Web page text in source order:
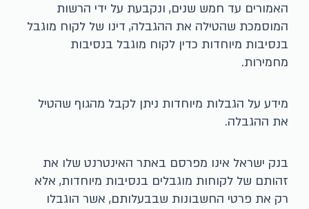
האמורים עד חמש שנים, ונקבעת על ידי הרשות
המוסמכת שהטילה את ההגבלה, דינו של לקוח מוגבל
בנסיבות מיוחדות כדין לקוח מוגבל בנסיבות
מחמירות.
מידע על הגבלות מיוחדות ניתן לקבל מהגוף שהטיל
את ההגבלה.
בנק ישראל אינו מפרסם באתר האינטרנט שלו את
זהותם של לקוחות מוגבלים בנסיבות מיוחדות, אלא
רק את פרטי החשבונות שבבעלותם, אשר הוגבלו